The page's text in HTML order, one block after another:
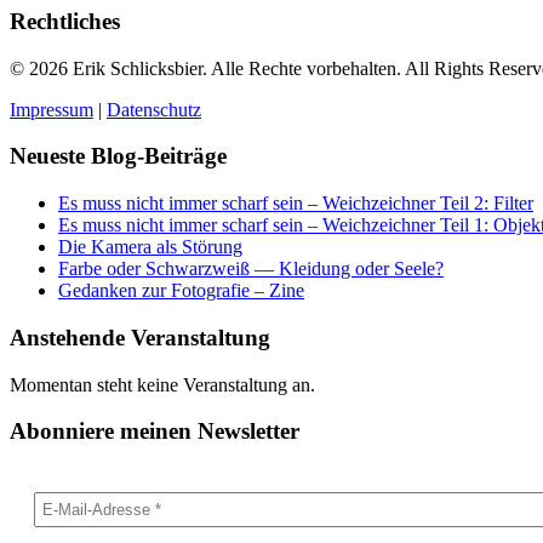
Rechtliches
© 2026 Erik Schlicksbier. Alle Rechte vorbehalten. All Rights
Impressum | Datenschutz
Neueste Blog-Beiträge
Es muss nicht immer scharf sein – Weichzeichner Teil 2: Filter
Es muss nicht immer scharf sein – Weichzeichner Teil 1:
Die Kamera als Störung
Farbe oder Schwarzweiß — Kleidung oder Seele?
Gedanken zur Fotografie – Zine
Anstehende Veranstaltung
Momentan steht keine Veranstaltung an.
Abonniere meinen Newsletter